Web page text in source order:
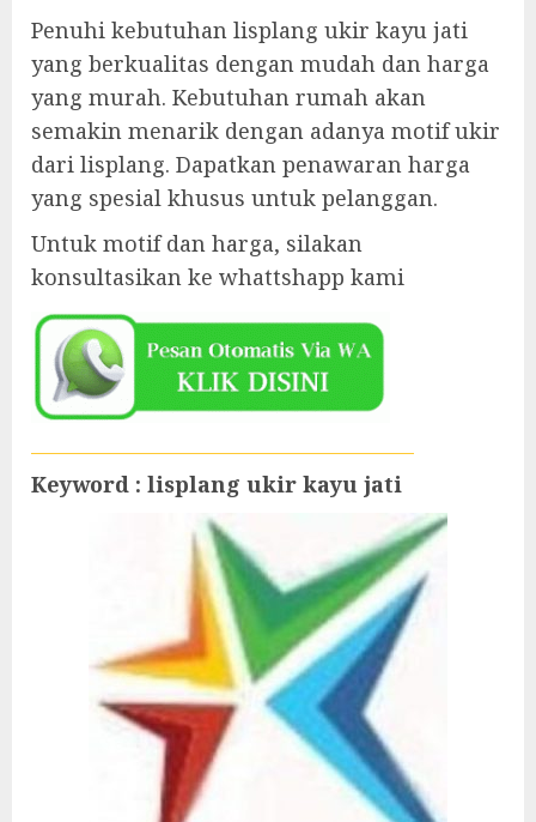
Penuhi kebutuhan lisplang ukir kayu jati
yang berkualitas dengan mudah dan harga
yang murah. Kebutuhan rumah akan
semakin menarik dengan adanya motif ukir
dari lisplang. Dapatkan penawaran harga
yang spesial khusus untuk pelanggan.
Untuk motif dan harga, silakan
konsultasikan ke whattshapp kami
Keyword : lisplang ukir kayu jati